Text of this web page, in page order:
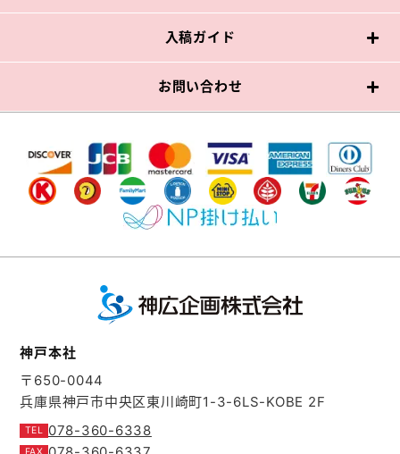
入稿ガイド
お問い合わせ
神戸本社
〒650-0044
兵庫県神戸市中央区東川崎町1-3-6LS-KOBE 2F
078-360-6338